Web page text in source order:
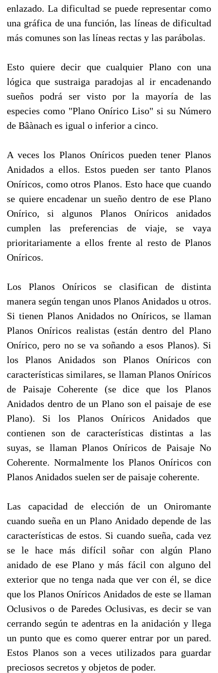
enlazado. La dificultad se puede representar como
una gráfica de una función, las líneas de dificultad
más comunes son las líneas rectas y las parábolas.
Esto quiere decir que cualquier Plano con una
lógica que sustraiga paradojas al ir encadenando
sueños podrá ser visto por la mayoría de las
especies como "Plano Onírico Liso" si su Número
de Bâànach es igual o inferior a cinco.
A veces los Planos Oníricos pueden tener Planos
Anidados a ellos. Estos pueden ser tanto Planos
Oníricos, como otros Planos. Esto hace que cuando
se quiere encadenar un sueño dentro de ese Plano
Onírico, si algunos Planos Oníricos anidados
cumplen las preferencias de viaje, se vaya
prioritariamente a ellos frente al resto de Planos
Oníricos.
Los Planos Oníricos se clasifican de distinta
manera según tengan unos Planos Anidados u otros.
Si tienen Planos Anidados no Oníricos, se llaman
Planos Oníricos realistas (están dentro del Plano
Onírico, pero no se va soñando a esos Planos). Si
los Planos Anidados son Planos Oníricos con
características similares, se llaman Planos Oníricos
de Paisaje Coherente (se dice que los Planos
Anidados dentro de un Plano son el paisaje de ese
Plano). Si los Planos Oníricos Anidados que
contienen son de características distintas a las
suyas, se llaman Planos Oníricos de Paisaje No
Coherente. Normalmente los Planos Oníricos con
Planos Anidados suelen ser de paisaje coherente.
Las capacidad de elección de un Oniromante
cuando sueña en un Plano Anidado depende de las
características de estos. Si cuando sueña, cada vez
se le hace más difícil soñar con algún Plano
anidado de ese Plano y más fácil con alguno del
exterior que no tenga nada que ver con él, se dice
que los Planos Oníricos Anidados de este se llaman
Oclusivos o de Paredes Oclusivas, es decir se van
cerrando según te adentras en la anidación y llega
un punto que es como querer entrar por un pared.
Estos Planos son a veces utilizados para guardar
preciosos secretos y objetos de poder.